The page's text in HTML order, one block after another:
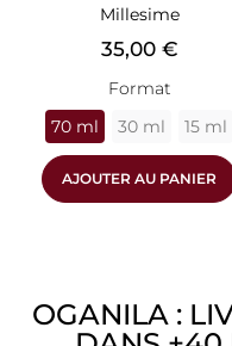
Millesime
Prix
35,00 €
Format
70 ml
30 ml 15 ml
AJOUTER AU PANIER
OGANILA :